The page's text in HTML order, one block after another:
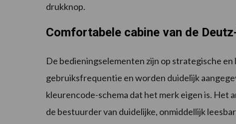
drukknop.
Comfortabele cabine van de
De bedieningselementen zijn op strategische
gebruiksfrequentie en worden duidelijk
kleurencode-schema dat het merk eigen is. Het
de bestuurder van duidelijke, onmiddellijk